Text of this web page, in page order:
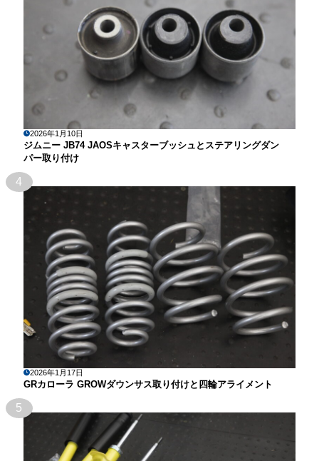
2026年1月10日
ジムニー JB74 JAOSキャスターブッシュとステアリングダン
パー取り付け
4
2026年1月17日
GRカローラ GROWダウンサス取り付けと四輪アライメント
5